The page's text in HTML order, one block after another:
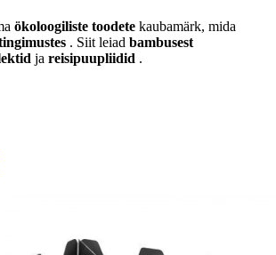
ökoloogiliste toodete kaubamärk, mida
. Siit leiad bambusest
ja reisipuupliidid .